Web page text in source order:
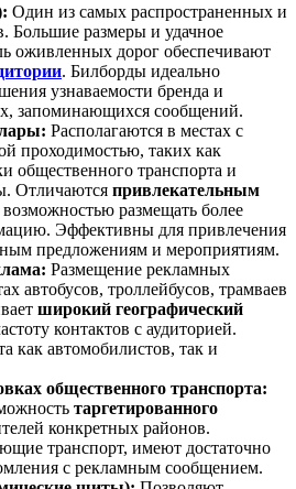
Один из самых распространенных и
Большие размеры и удачное
оживленных дорог обеспечивают
. Билборды идеально
узнаваемости бренда и
запоминающихся сообщений.
Располагаются в местах с
проходимостью, таких как
общественного транспорта и
Отличаются привлекательным
размещать более
Эффективны для привлечения
предложениям и мероприятиям.
Размещение рекламных
автобусов, троллейбусов, трамваев
широкий географический
контактов с аудиторией.
как автомобилистов, так и
общественного транспорта:
таргетированного
конкретных районов.
транспорт, имеют достаточно
с рекламным сообщением.